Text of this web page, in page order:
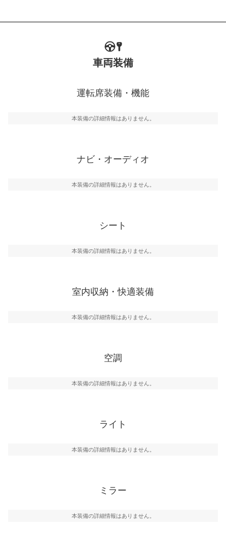
車両装備
運転席装備・機能
本装備の詳細情報はありません。
ナビ・オーディオ
本装備の詳細情報はありません。
シート
本装備の詳細情報はありません。
室内収納・快適装備
本装備の詳細情報はありません。
空調
本装備の詳細情報はありません。
ライト
本装備の詳細情報はありません。
ミラー
本装備の詳細情報はありません。